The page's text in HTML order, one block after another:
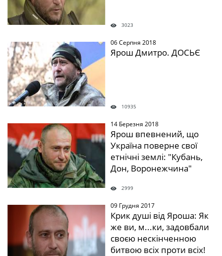
3023
" /> 06 Серпня 2018
Ярош Дмитро. ДОСЬЄ
10935
14 Березня 2018
Ярош впевнений, що
Україна поверне свої
етнічні землі: "Кубань,
Дон, Воронежчина"
2999
09 Грудня 2017
Крик душі від Яроша: Як
же ви, м...ки, задовбали
своєю нескінченною
битвою всіх проти всіх!